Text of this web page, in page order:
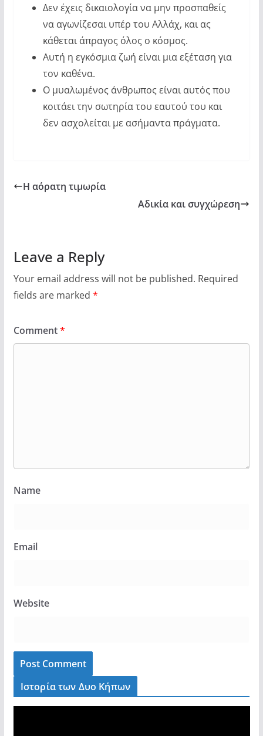
Δεν έχεις δικαιολογία να μην προσπαθείς
να αγωνίζεσαι υπέρ του Αλλάχ, και ας
κάθεται άπραγος όλος ο κόσμος.
Αυτή η εγκόσμια ζωή είναι μια εξέταση για
τον καθένα.
Ο μυαλωμένος άνθρωπος είναι αυτός που
κοιτάει την σωτηρία του εαυτού του και
δεν ασχολείται με ασήμαντα πράγματα.
Η αόρατη τιμωρία
Αδικία και συγχώρεση
Leave a Reply
Your email address will not be published. Required
fields are marked *
Comment*
Name
Email
Website
Ιστορία των Δυο Κήπων